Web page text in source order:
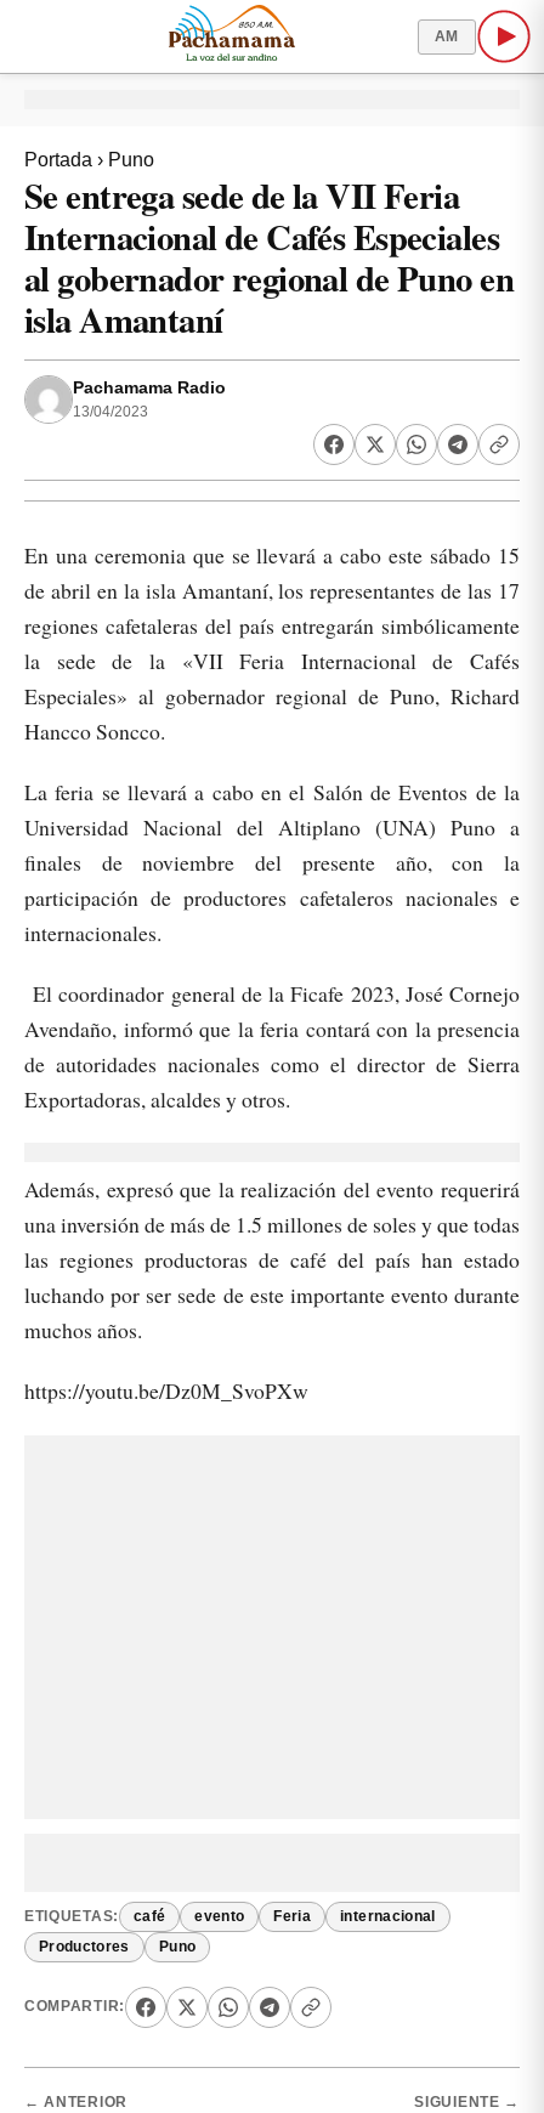
AM
Portada › Puno
Se entrega sede de la VII Feria
Internacional de Cafés Especiales
al gobernador regional de Puno en
isla Amantaní
Pachamama Radio
13/04/2023
En una ceremonia que se llevará a cabo este sábado 15
de abril en la isla Amantaní, los representantes de las 17
regiones cafetaleras del país entregarán simbólicamente
la sede de la «VII Feria Internacional de Cafés
Especiales» al gobernador regional de Puno, Richard
Hancco Soncco.
La feria se llevará a cabo en el Salón de Eventos de la
Universidad Nacional del Altiplano (UNA) Puno a
finales de noviembre del presente año, con la
participación de productores cafetaleros nacionales e
internacionales.
El coordinador general de la Ficafe 2023, José Cornejo
Avendaño, informó que la feria contará con la presencia
de autoridades nacionales como el director de Sierra
Exportadoras, alcaldes y otros.
Además, expresó que la realización del evento requerirá
una inversión de más de 1.5 millones de soles y que todas
las regiones productoras de café del país han estado
luchando por ser sede de este importante evento durante
muchos años.
https://youtu.be/Dz0M_SvoPXw
ETIQUETAS: café evento Feria internacional
Productores Puno
COMPARTIR:
← ANTERIOR SIGUIENTE →